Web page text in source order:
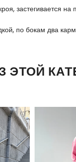
застегивается на
по бокам два
ЭТОЙ